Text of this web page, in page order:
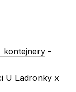
kontejnery -
U Ladronky x